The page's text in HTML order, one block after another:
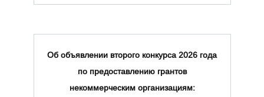
Об объявлении второго конкурса 2026 года
по предоставлению грантов
некоммерческим организациям: